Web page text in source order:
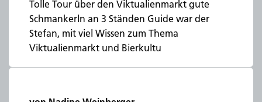
Tolle Tour über den Viktualienmarkt gute
Schmankerln an 3 Ständen Guide war der
Stefan, mit viel Wissen zum Thema
Viktualienmarkt und Bierkultu